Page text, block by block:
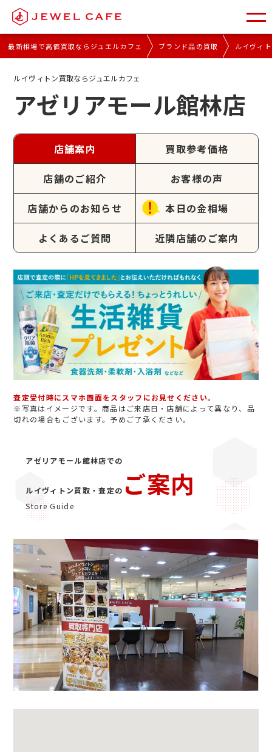
最新相場で高価買取ならジュエルカフェ ブランド品の買取 ルイヴィ
ルイヴィトン買取ならジュエルカフェ
アゼリアモール館林店
店舗案内 買取参考価格
店舗のご紹介 お客様の声
店舗からのお知らせ 本日の金相場
よくあるご質問 近隣店舗のご案内
査定受付時にスマホ画面をスタッフにお見せください。
※写真はイメージです。商品はご来店日・店舗によって異なり、品
切れの場合もございます。予めご了承ください。
アゼリアモール館林店での
ルイヴィトン買取・査定の ご案内
Store Guide